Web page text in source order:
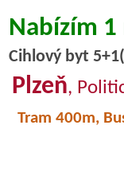
Nabízím
Cihlový byt
Plzeň,
Tram 400m,